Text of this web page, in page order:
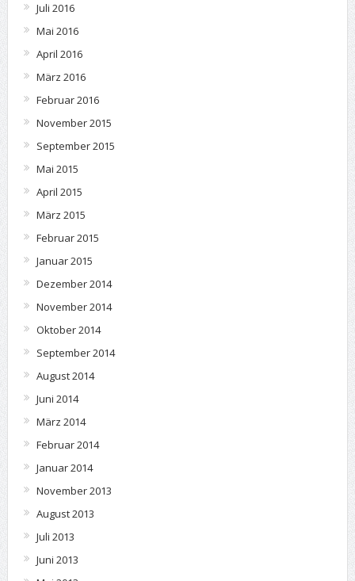
Juli 2016
Mai 2016
April 2016
März 2016
Februar 2016
November 2015
September 2015
Mai 2015
April 2015
März 2015
Februar 2015
Januar 2015
Dezember 2014
November 2014
Oktober 2014
September 2014
August 2014
Juni 2014
März 2014
Februar 2014
Januar 2014
November 2013
August 2013
Juli 2013
Juni 2013